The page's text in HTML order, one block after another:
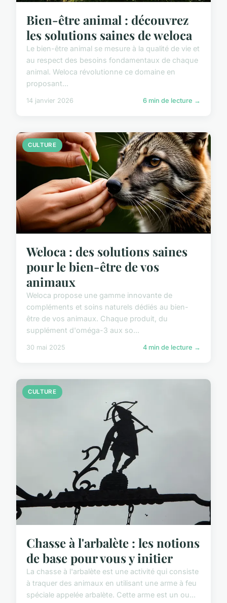
Bien-être animal : découvrez
les solutions saines de weloca
Le bien-être animal se mesure à la qualité de vie et
au respect des besoins fondamentaux de chaque
animal. Weloca révolutionne ce domaine en
proposant...
14 janvier 2026 6 min de lecture →
CULTURE
Weloca : des solutions saines
pour le bien-être de vos
animaux
Weloca propose une gamme innovante de
compléments et soins naturels dédiés au bien-
être de vos animaux. Chaque produit, du
supplément d'oméga-3 aux so...
30 mai 2025 4 min de lecture →
CULTURE
Chasse à l'arbalète : les notions
de base pour vous y initier
La chasse à l'arbalète est une activité qui consiste
à traquer des animaux en utilisant une arme à feu
spéciale appelée arbalète. Cette arme est un ou...